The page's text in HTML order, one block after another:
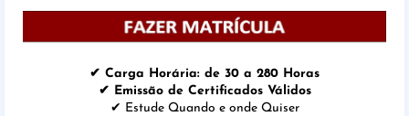
✔ Carga Horária: de 30 a 280 Horas
✔ Emissão de Certificados Válidos
✔ Estude Quando e onde Quiser